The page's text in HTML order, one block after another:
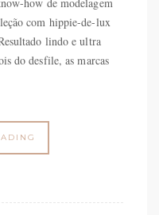
com hippie-de-lux
lindo e ultra
do desfile, as marcas